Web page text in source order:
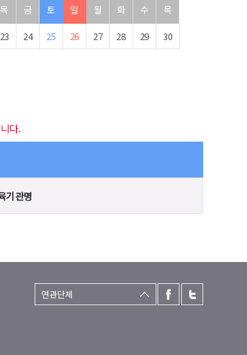
목 금 토 일 월 화 수 목
23 24 25 26 27 28 29 30
다.
기관명